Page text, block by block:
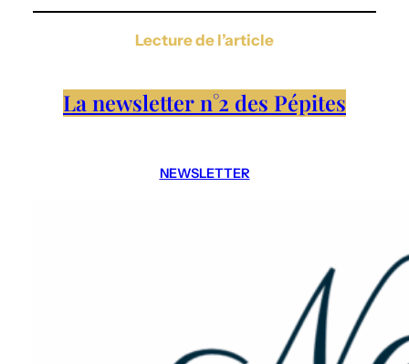
Lecture de l’article
La newsletter n°2 des Pépites
NEWSLETTER